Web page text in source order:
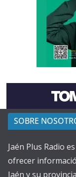
SOBRE
Jaén Plus Radio
ofrecer
Jaén y su